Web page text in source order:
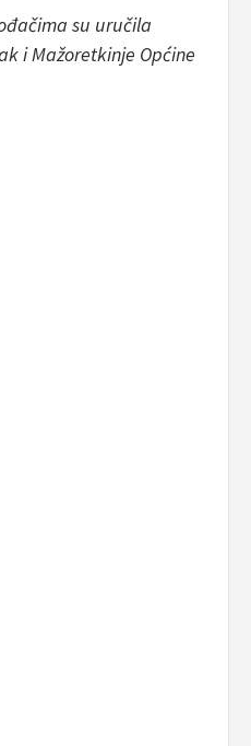
su uručila
i Mažoretkinje Općine